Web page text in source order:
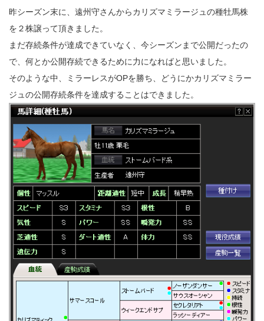
昨シーズン末に、遠州守さんからカリズマミラージュの種牡馬株
を２株譲って頂きました。
まだ存続条件が達成できていなく、今シーズンまで公開だったの
で、何とか公開存続できるために力になればと思いました。
そのような中、ミラーレスがOPを勝ち、どうにかカリズマミラー
ジュの公開存続条件を達成することはできました。